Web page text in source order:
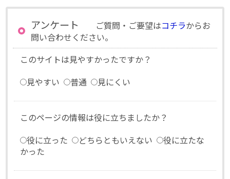
アンケート ご質問・ご要望はコチラからお
問い合わせください。
このサイトは見やすかったですか？
見やすい
普通 見にくい
このページの情報は役に立ちましたか？
役に立った
どちらともいえない
役に立たな
かった